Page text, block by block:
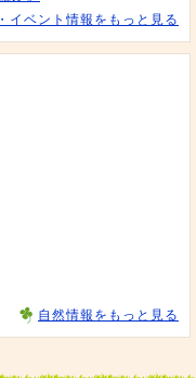
イベント情報をもっと見る
自然情報をもっと見る